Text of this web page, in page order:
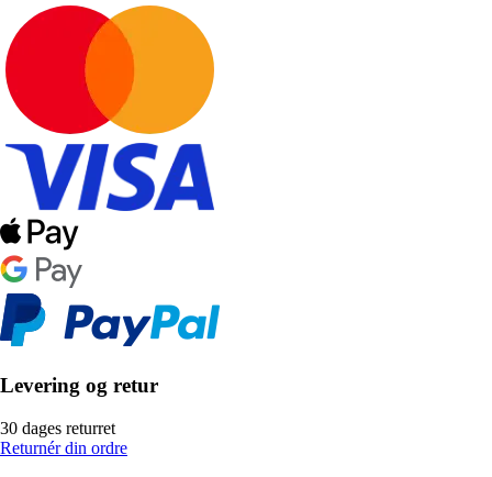
Levering og retur
30 dages returret
Returnér din ordre